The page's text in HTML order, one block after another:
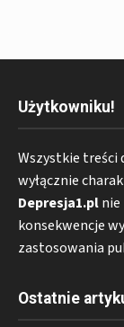
Użytkowniku!
Wszystkie treści
wyłącznie
Depresja1.pl
konsekwencje
zastosowania
Ostatnie